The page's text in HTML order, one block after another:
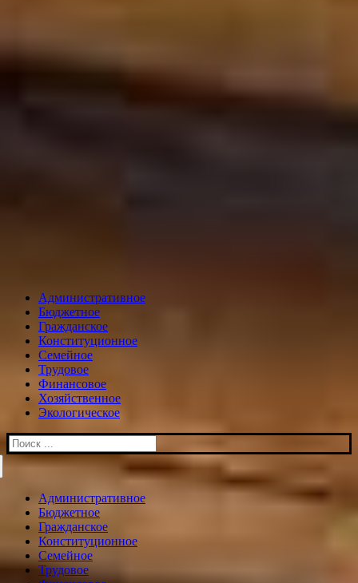
Административное
Бюджетное
Гражданское
Конституционное
Семейное
Трудовое
Финансовое
Хозяйственное
Экологическое
Искать:
Административное
Бюджетное
Гражданское
Конституционное
Семейное
Трудовое